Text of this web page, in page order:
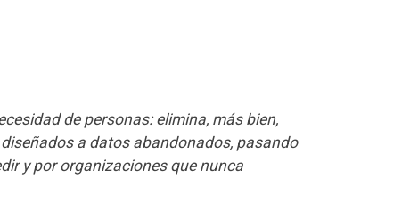
de personas: elimina, más bien,
a datos abandonados, pasando
y por organizaciones que nunca